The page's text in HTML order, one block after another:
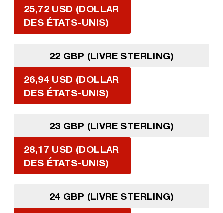
25,72 USD (DOLLAR
DES ÉTATS-UNIS)
22 GBP (LIVRE STERLING)
26,94 USD (DOLLAR
DES ÉTATS-UNIS)
23 GBP (LIVRE STERLING)
28,17 USD (DOLLAR
DES ÉTATS-UNIS)
24 GBP (LIVRE STERLING)